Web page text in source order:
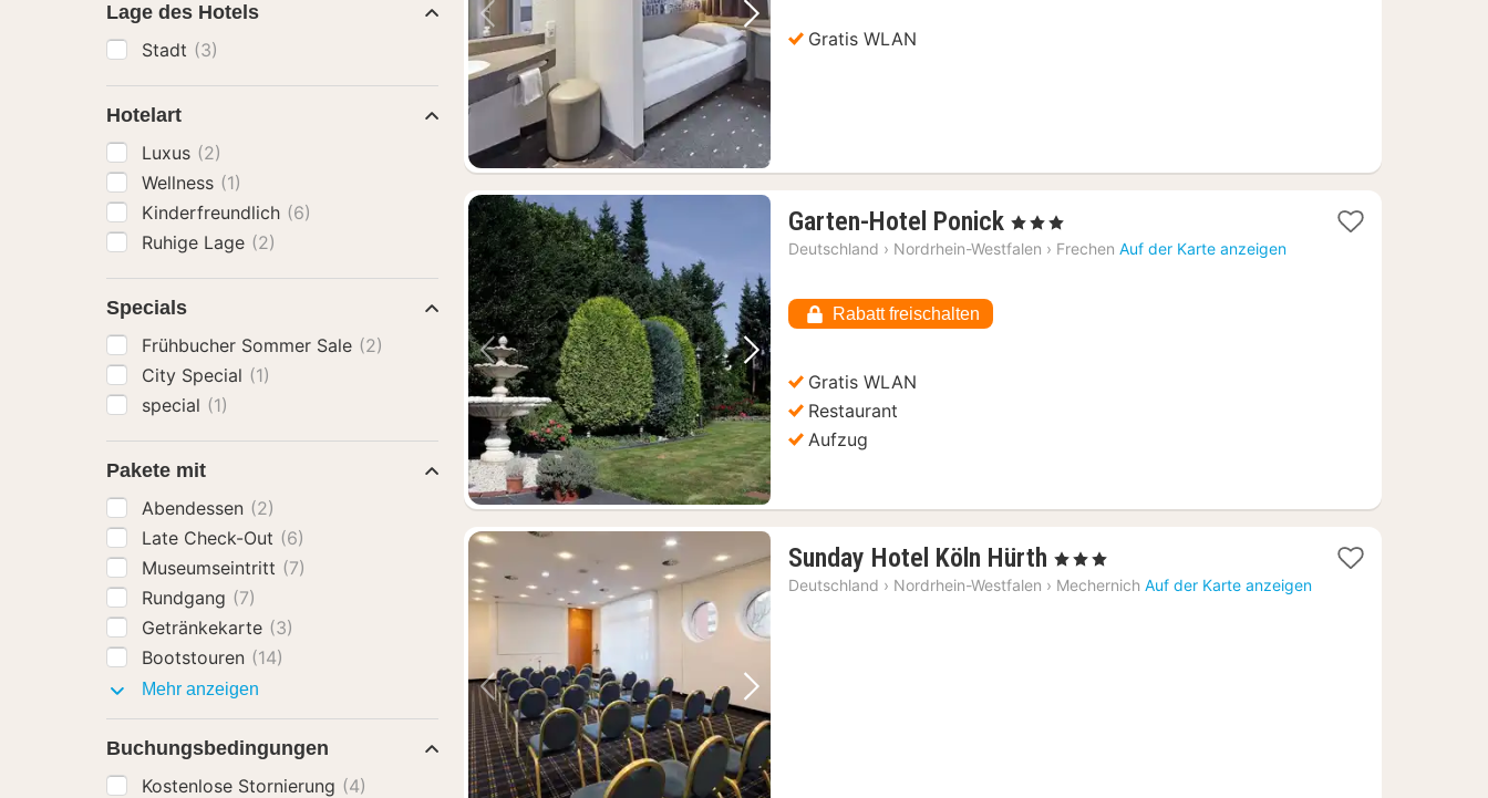
Vorheriges Bild Nächstes Bild
Gratis WLAN
Vorheriges Bild Nächstes Bild
Garten-Hotel Ponick 1
Nacht
, 3 Sterne
Deutschland › Nordrhein-Westfalen › Frechen Auf der Karte anzeigen
Rabatt freischalten
Gratis WLAN
Restaurant
Aufzug
Vorheriges Bild Nächstes Bild
Sunday Hotel Köln Hürth 1
Nacht
, 3 Sterne
Deutschland › Nordrhein-Westfalen › Mechernich Auf der Karte anzeigen
Lage des Hotels
Stadt (3)
Hotelart
Luxus (2)
Wellness (1)
Kinderfreundlich (6)
Ruhige Lage (2)
Specials
Frühbucher Sommer Sale (2)
City Special (1)
special (1)
Pakete mit
Abendessen (2)
Late Check-Out (6)
Museumseintritt (7)
Rundgang (7)
Getränkekarte (3)
Bootstouren (14)
Mehr anzeigen
Buchungsbedingungen
Kostenlose Stornierung (4)